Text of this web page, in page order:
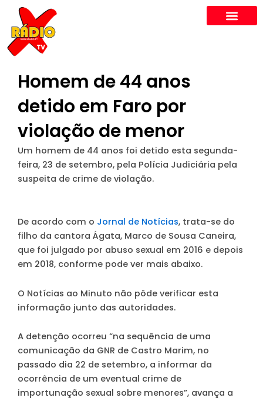
content
Homem de 44 anos
detido em Faro por
violação de menor
Um homem de 44 anos foi detido esta segunda-
feira, 23 de setembro, pela Polícia Judiciária pela
suspeita de crime de violação.
De acordo com o Jornal de Notícias, trata-se do
filho da cantora Ágata, Marco de Sousa Caneira,
que foi julgado por abuso sexual em 2016 e depois
em 2018, conforme pode ver mais abaixo.
O Notícias ao Minuto não pôde verificar esta
informação junto das autoridades.
A detenção ocorreu “na sequência de uma
comunicação da GNR de Castro Marim, no
passado dia 22 de setembro, a informar da
ocorrência de um eventual crime de
importunação sexual sobre menores”, avança a